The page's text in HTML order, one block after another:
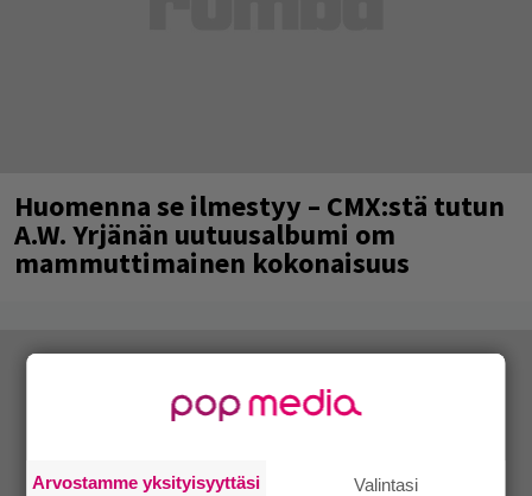
Huomenna se ilmestyy – CMX:stä tutun
A.W. Yrjänän uutuusalbumi om
mammuttimainen kokonaisuus
Arvostamme yksityisyyttäsi Valintasi